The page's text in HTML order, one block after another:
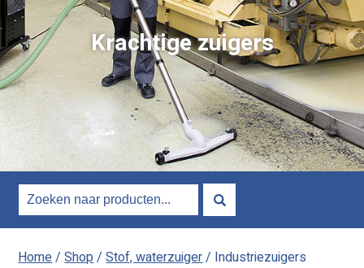
Krachtige zuigers
Home/Shop/Stof, waterzuiger/ Industriezuigers